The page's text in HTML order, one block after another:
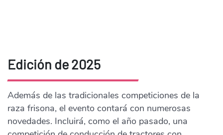
Edición de 2025
Además de las tradicionales competiciones de la
raza frisona, el evento contará con numerosas
novedades. Incluirá, como el año pasado, una